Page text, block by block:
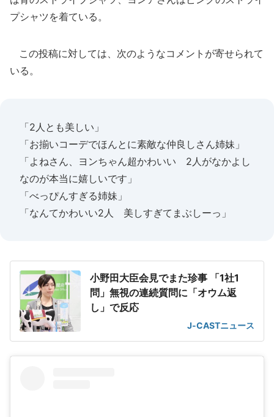
プシャツを着ている。
この投稿に対しては、次のようなコメントが寄せられて
いる。
「2人とも美しい」
「お揃いコーデでほんとに素敵な仲良しさん姉妹」
「よねさん、ヨンちゃん超かわいい 2人がなかよし
なのが本当に嬉しいです」
「べっぴんすぎる姉妹」
「なんてかわいい2人 美しすぎてまぶしーっ」
小野田大臣会見でまた珍事 「1社1
問」無視の連続質問に「オウム返
し」で反応
J-CASTニュース